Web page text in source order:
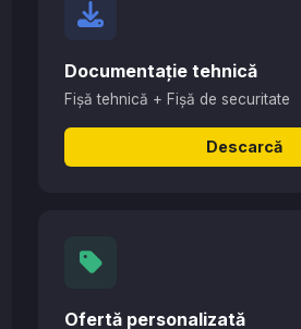
Documentație tehnică
Fișă tehnică + Fișă de securitate
Descarcă
Ofertă personalizată